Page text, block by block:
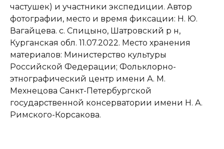
частушек) и участники экспедиции. Автор
фотографии, место и время фиксации: Н. Ю.
Вагайцева. с. Спицыно, Шатровский р н,
Курганская обл. 11.07.2022. Место хранения
материалов: Министерство культуры
Российской Федерации; Фольклорно-
этнографический центр имени А. М.
Мехнецова Санкт-Петербургской
государственной консерватории имени Н. А.
Римского-Корсакова.
Исполняют: Молоков Павел
Илларионович, 1931 г.р. (родом из д.
Сладчанка, гармонь-хромка),
Молокова Антонина Ильинична,
1937 г.р.